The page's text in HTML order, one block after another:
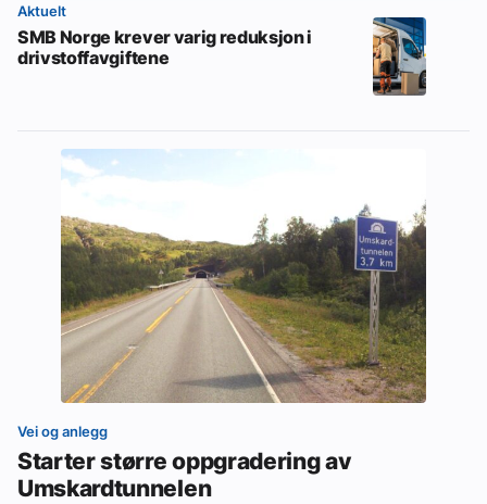
Aktuelt
SMB Norge krever varig reduksjon i
drivstoffavgiftene
Vei og anlegg
Starter større oppgradering av
Umskardtunnelen